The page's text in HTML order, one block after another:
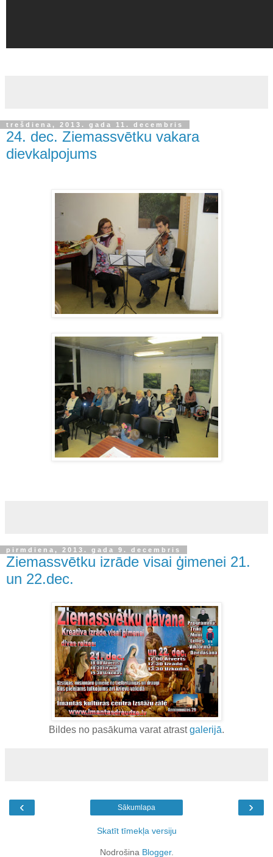
trešdiena, 2013. gada 11. decembris
24. dec. Ziemassvētku vakara
dievkalpojums
pirmdiena, 2013. gada 9. decembris
Ziemassvētku izrāde visai ģimenei 21.
un 22.dec.
Bildes no pasākuma varat atrastgalerijā.
‹ ›
Sākumlapa
Skatīt tīmekļa versiju
Nodrošina Blogger.